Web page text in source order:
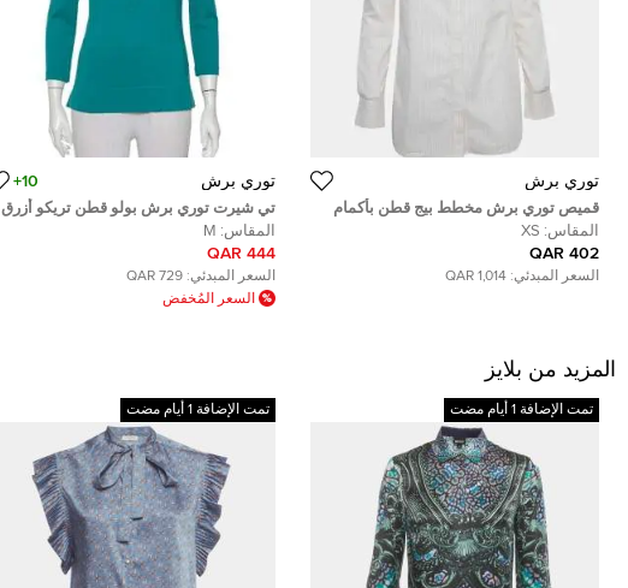
توري برش
قميص توري برش مخطط بيج قطن بأكمام
طويلة مقاس صغير جدًا
المقاس: XS
402 QAR
السعر المبدئي: 1,014 QAR
توري برش 10+
تي شيرت توري برش بولو قطن تريكو أزرق
مقاس متوسط - ميديوم
المقاس: M
444 QAR
السعر المبدئي: 729 QAR
السعر المُخفض
المزيد من بلايز
تمت الإضافة 1 أيام مضت تمت الإضافة 1 أيام مضت